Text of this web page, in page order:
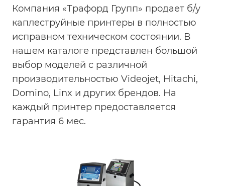
Компания «Трафорд Групп» продает б/у
каплеструйные принтеры в полностью
исправном техническом состоянии. В
нашем каталоге представлен большой
выбор моделей с различной
производительностью Videojet, Hitachi,
Domino, Linx и других брендов. На
каждый принтер предоставляется
гарантия 6 мес.